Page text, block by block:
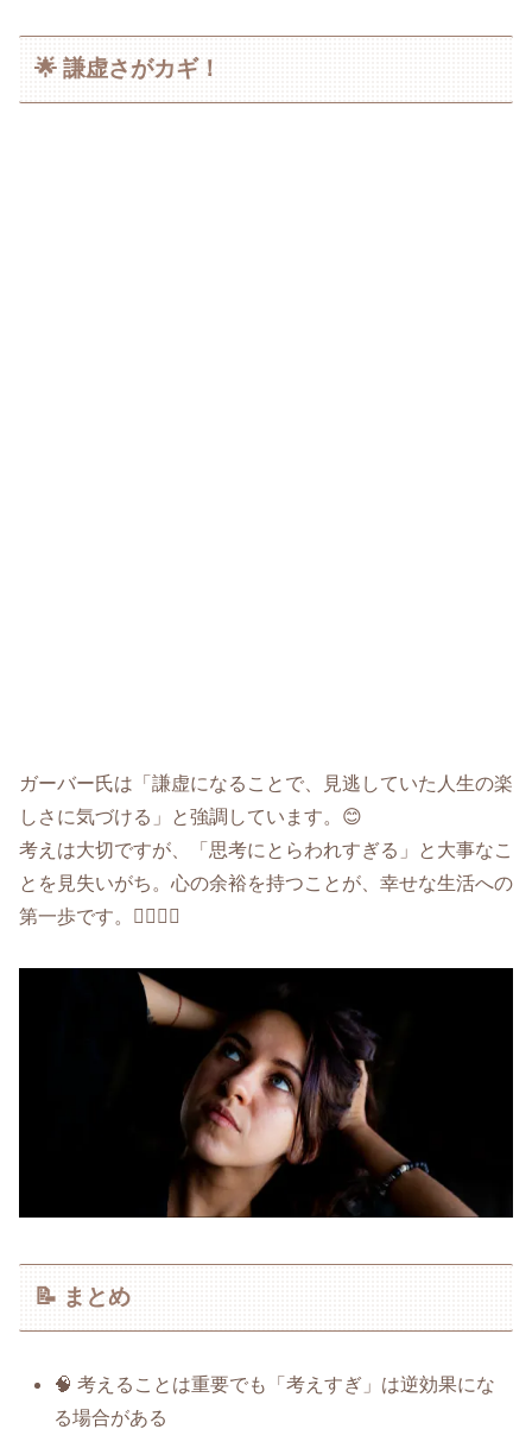
🌟 謙虚さがカギ！
ガーバー氏は「謙虚になることで、見逃していた人生の楽
しさに気づける」と強調しています。😊
考えは大切ですが、「思考にとらわれすぎる」と大事なこ
とを見失いがち。心の余裕を持つことが、幸せな生活への
第一歩です。🚶‍♂️🚶‍♀️
📝 まとめ
🧠 考えることは重要でも「考えすぎ」は逆効果にな
る場合がある